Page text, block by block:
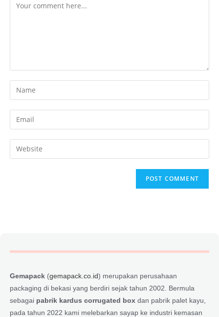
Gemapack (gemapack.co.id) merupakan perusahaan
packaging di bekasi yang berdiri sejak tahun 2002. Bermula
sebagai pabrik kardus corrugated box dan pabrik palet kayu,
pada tahun 2022 kami melebarkan sayap ke industri kemasan